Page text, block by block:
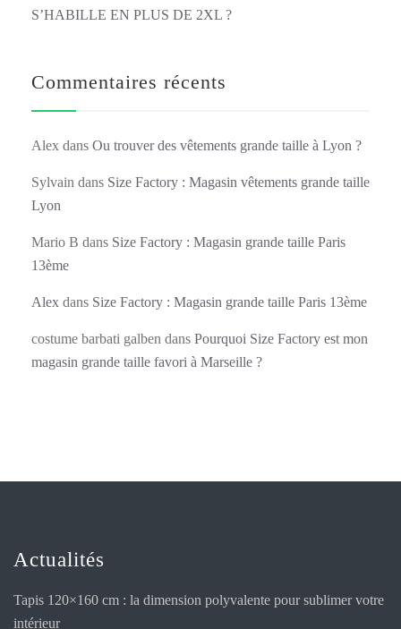
S’HABILLE EN PLUS DE 2XL ?
Commentaires récents
Alex dans Ou trouver des vêtements grande taille à Lyon ?
Sylvain dans Size Factory : Magasin vêtements grande taille
Lyon
Mario B dans Size Factory : Magasin grande taille Paris
13ème
Alex dans Size Factory : Magasin grande taille Paris 13ème
costume barbati galben dans Pourquoi Size Factory est mon
magasin grande taille favori à Marseille ?
Actualités
Tapis 120×160 cm : la dimension polyvalente pour sublimer votre
intérieur